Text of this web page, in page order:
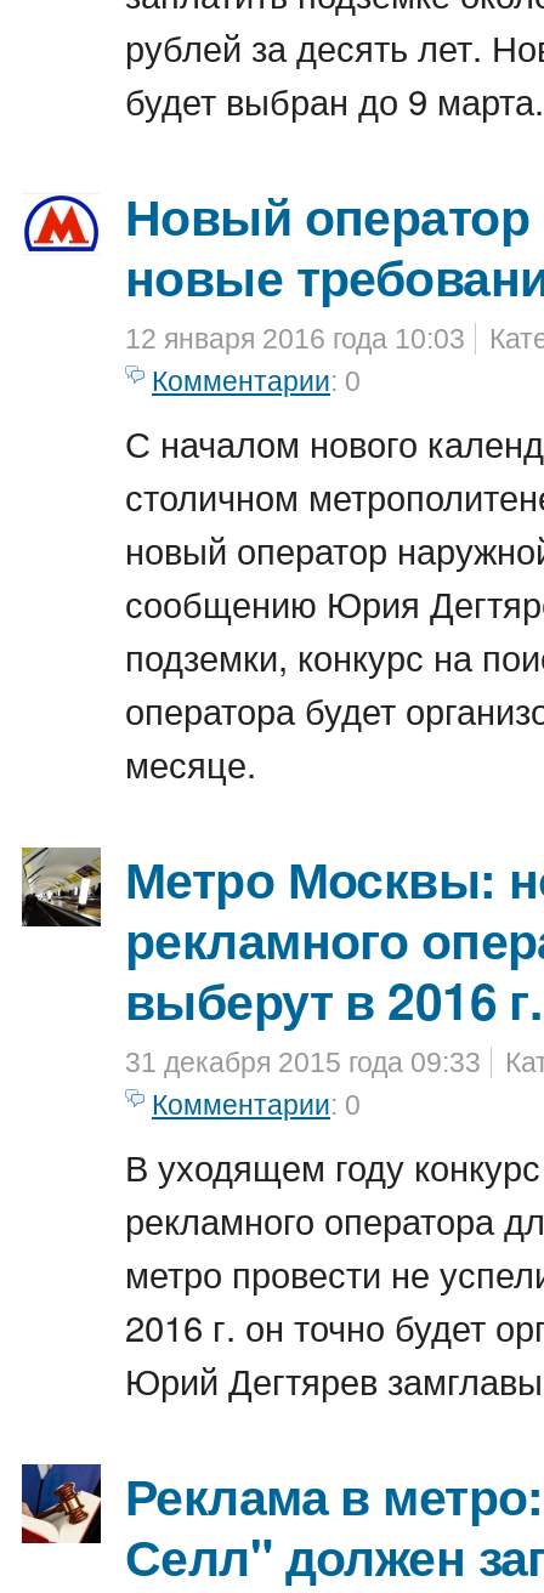
рублей за десять лет.
будет выбран до 9 марта.
Новый
новые
12 января 2016 года 10:03
Комментарии: 0
С началом нового
столичном
новый оператор
сообщению Юрия
подземки, конкурс на
оператора будет
месяце.
Метро Москвы:
рекламного
выберут в 2016 г.
31 декабря 2015 года 09:33
Комментарии: 0
В уходящем году
рекламного оператора
метро провести не
2016 г. он точно будет
Юрий Дегтярев
Реклама в
Селл" должен